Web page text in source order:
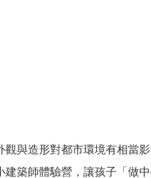
與造形對都市環境有相當
築師體驗營，讓孩子「做